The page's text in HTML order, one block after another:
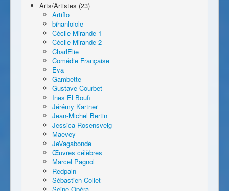
Arts/Artistes (23)
Artiflo
bihanloicle
Cécile Mirande 1
Cécile Mirande 2
CharlElie
Comédie Française
Eva
Gambette
Gustave Courbet
Ines El Boufi
Jérémy Kartner
Jean-Michel Bertin
Jessica Rosensveig
Maevey
JeVagabonde
Œuvres célèbres
Marcel Pagnol
Redpaln
Sébastien Collet